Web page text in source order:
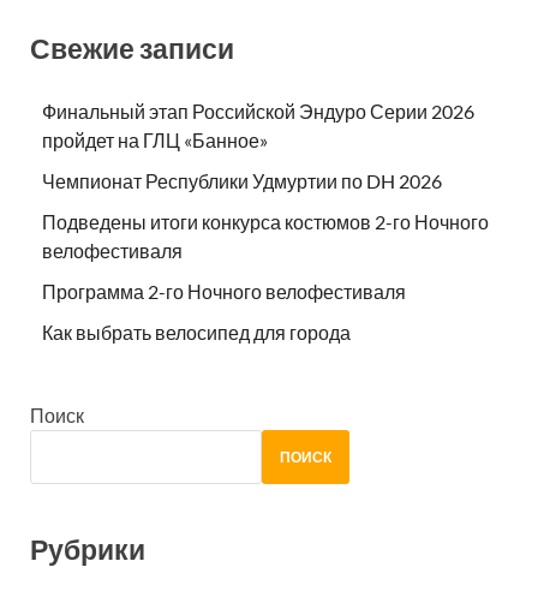
Свежие записи
Финальный этап Российской Эндуро Серии 2026
пройдет на ГЛЦ «Банное»
Чемпионат Республики Удмуртии по DH 2026
Подведены итоги конкурса костюмов 2-го Ночного
велофестиваля
Программа 2-го Ночного велофестиваля
Как выбрать велосипед для города
Поиск
ПОИСК
Рубрики